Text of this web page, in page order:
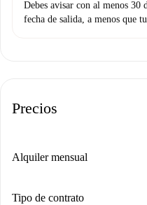
Debes avisar con al menos
fecha de salida, a menos que
Precios
Alquiler mensual
Tipo de contrato